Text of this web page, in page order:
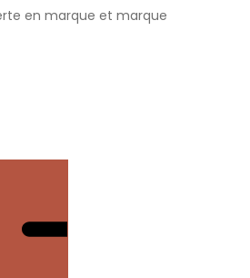
en marque et marque